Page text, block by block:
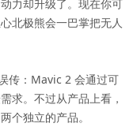
力却升级了。现在你可
北极熊会一巴掌把无人
传：Mavic 2 会通过可
求。不过从产品上看，
个独立的产品。